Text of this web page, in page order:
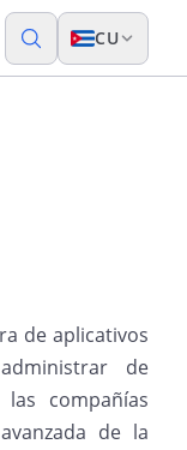
CU
de aplicativos
de
compañías
de la